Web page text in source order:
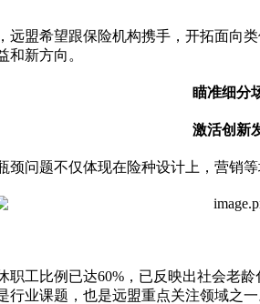
盟希望跟保险机构携手，开拓面
新方向。
瞄准细分
激活创新
问题不仅体现在险种设计上，营销
工比例已达60%，已反映出社会老
业课题，也是远盟重点关注领域之一